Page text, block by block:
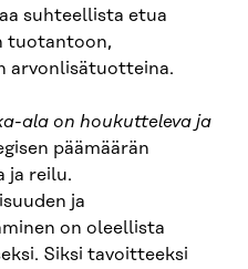
suhteellista etua
tuotantoon,
arvonlisätuotteina.
ala on houkutteleva ja
päämäärän
ja reilu.
ja
on oleellista
Siksi tavoitteeksi